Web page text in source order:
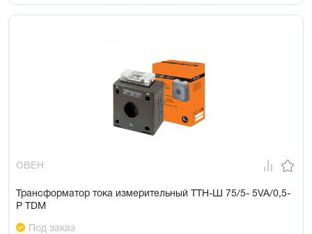
ОВЕН
Трансформатор тока измерительный ТТН-Ш 75/5- 5VA/0,5-
Р TDM
Под заказ